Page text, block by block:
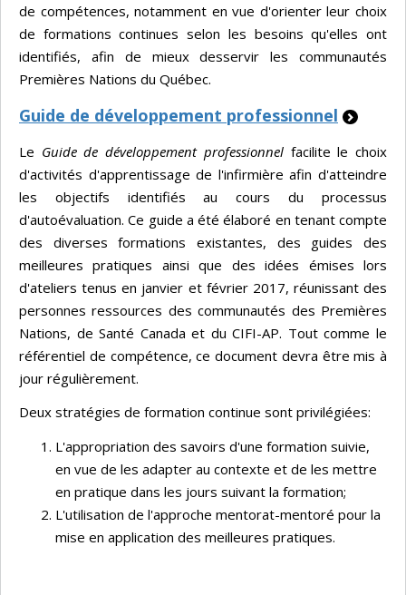
de compétences, notamment en vue d'orienter leur choix
de formations continues selon les besoins qu'elles ont
identifiés, afin de mieux desservir les communautés
Premières Nations du Québec.
Guide de développement professionnel
Le Guide de développement professionnelfacilite le choix
d'activités d'apprentissage de l'infirmière afin d'atteindre
les objectifs identifiés au cours du processus
d'autoévaluation. Ce guide a été élaboré en tenant compte
des diverses formations existantes, des guides des
meilleures pratiques ainsi que des idées émises lors
d'ateliers tenus en janvier et février 2017, réunissant des
personnes ressources des communautés des Premières
Nations, de Santé Canada et du CIFI-AP. Tout comme le
référentiel de compétence, ce document devra être mis à
jour régulièrement.
Deux stratégies de formation continue sont privilégiées:
L'appropriation des savoirs d'une formation suivie,
en vue de les adapter au contexte et de les mettre
en pratique dans les jours suivant la formation;
L'utilisation de l'approche mentorat-mentoré pour la
mise en application des meilleures pratiques.